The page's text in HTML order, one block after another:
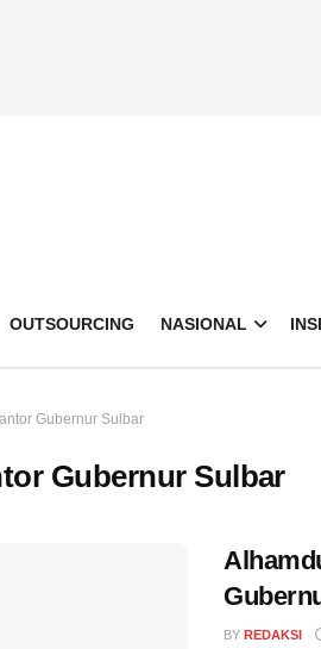
OUTSOURCING NASIONAL
Gubernur Sulbar
Gubernur Sulbar
BY REDAKSI